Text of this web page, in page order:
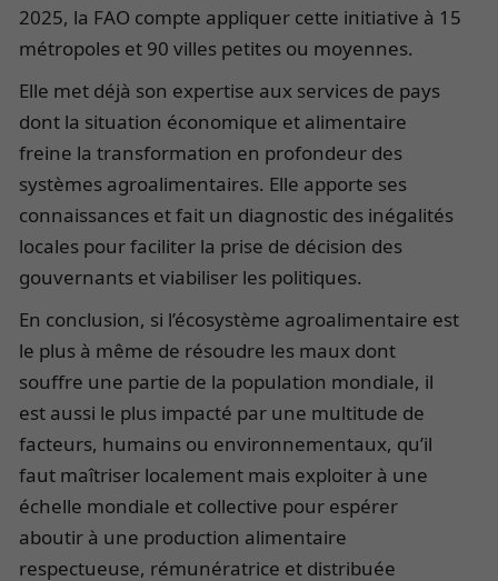
2025, la FAO compte appliquer cette initiative à 15
métropoles et 90 villes petites ou moyennes.
Elle met déjà son expertise aux services de pays
dont la situation économique et alimentaire
freine la transformation en profondeur des
systèmes agroalimentaires. Elle apporte ses
connaissances et fait un diagnostic des inégalités
locales pour faciliter la prise de décision des
gouvernants et viabiliser les politiques.
En conclusion, si l’écosystème agroalimentaire est
le plus à même de résoudre les maux dont
souffre une partie de la population mondiale, il
est aussi le plus impacté par une multitude de
facteurs, humains ou environnementaux, qu’il
faut maîtriser localement mais exploiter à une
échelle mondiale et collective pour espérer
aboutir à une production alimentaire
respectueuse, rémunératrice et distribuée